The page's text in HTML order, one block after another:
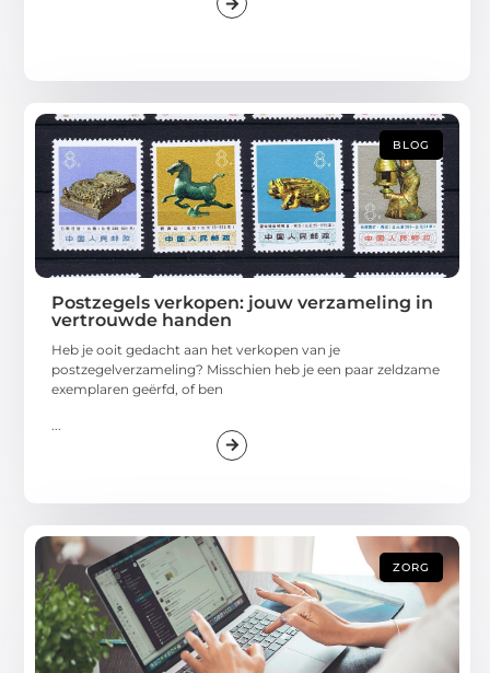
BLOG
Postzegels verkopen: jouw verzameling in
vertrouwde handen
Heb je ooit gedacht aan het verkopen van je
postzegelverzameling? Misschien heb je een paar zeldzame
exemplaren geërfd, of ben
ZORG